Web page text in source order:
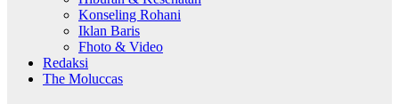
Konseling Rohani
Iklan Baris
Fhoto & Video
Redaksi
The Moluccas